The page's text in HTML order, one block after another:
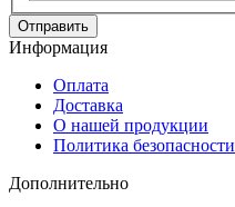
Информация
Оплата
Доставка
О нашей продукции
Политика безопасности
Дополнительно